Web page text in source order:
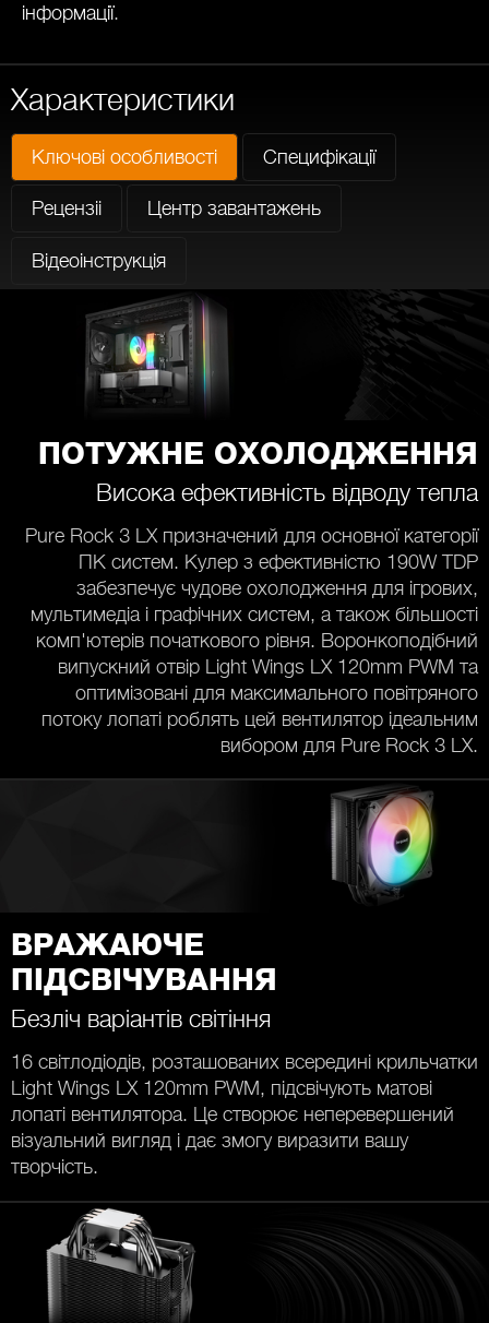
інформації.
Характеристики
Ключові особливості Специфікації
Рецензіі Центр завантажень
Відеоінструкція
ПОТУЖНЕ ОХОЛОДЖЕННЯ
Висока ефективність відводу тепла
Pure Rock 3 LX призначений для основної категорії
ПК систем. Кулер з ефективністю 190W TDP
забезпечує чудове охолодження для ігрових,
мультимедіа і графічних систем, а також більшості
комп'ютерів початкового рівня. Воронкоподібний
випускний отвір Light Wings LX 120mm PWM та
оптимізовані для максимального повітряного
потоку лопаті роблять цей вентилятор ідеальним
вибором для Pure Rock 3 LX.
ВРАЖАЮЧЕ
ПІДСВІЧУВАННЯ
Безліч варіантів світіння
16 світлодіодів, розташованих всередині крильчатки
Light Wings LX 120mm PWM, підсвічують матові
лопаті вентилятора. Це створює неперевершений
візуальний вигляд і дає змогу виразити вашу
творчість.